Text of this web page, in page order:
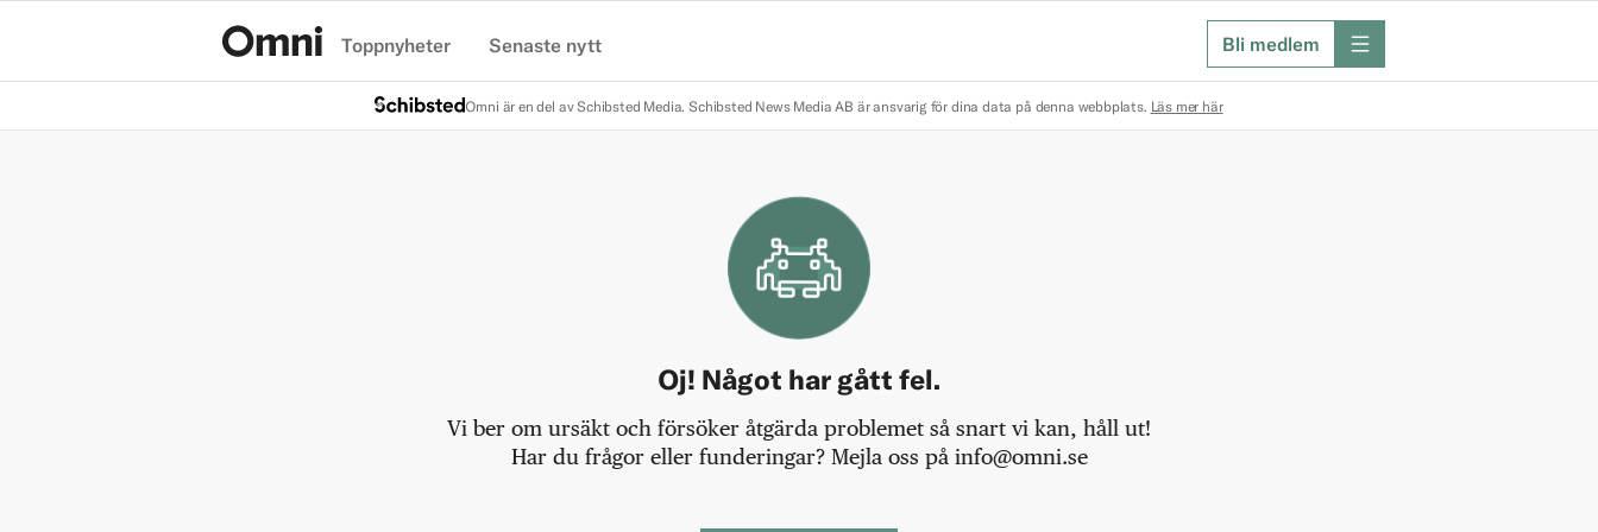
Toppnyheter Senaste nytt Bli medlem meny
Omni är en del av Schibsted Media. Schibsted News Media AB är ansvarig för dina data på denna webbplats. Läs mer här
Oj! Något har gått fel.
Vi ber om ursäkt och försöker åtgärda problemet så snart vi kan, håll ut!
Har du frågor eller funderingar? Mejla oss på info@omni.se